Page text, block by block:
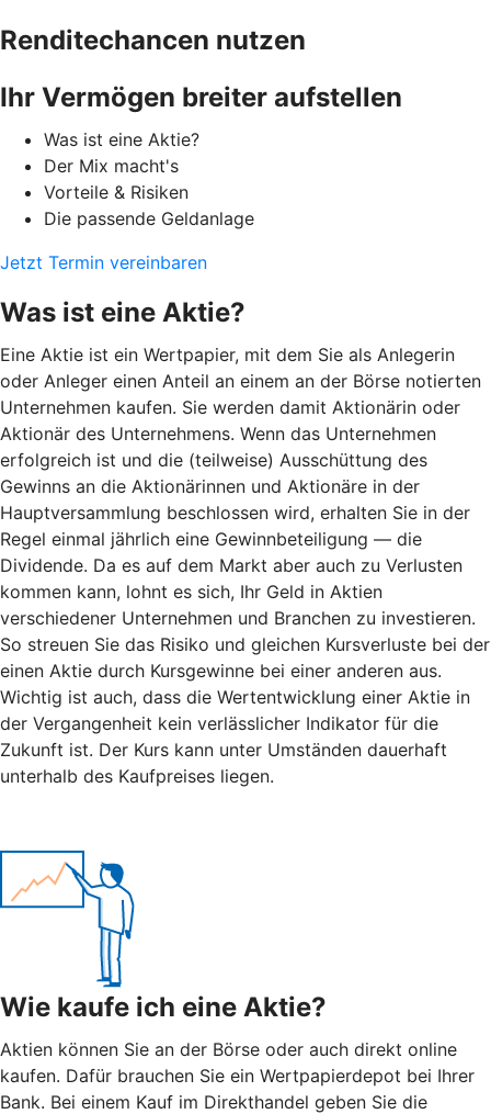
Renditechancen nutzen
Ihr Vermögen breiter aufstellen
Was ist eine Aktie?
Der Mix macht's
Vorteile & Risiken
Die passende Geldanlage
Jetzt Termin vereinbaren
Was ist eine Aktie?
Eine Aktie ist ein Wertpapier, mit dem Sie als Anlegerin
oder Anleger einen Anteil an einem an der Börse notierten
Unternehmen kaufen. Sie werden damit Aktionärin oder
Aktionär des Unternehmens. Wenn das Unternehmen
erfolgreich ist und die (teilweise) Ausschüttung des
Gewinns an die Aktionärinnen und Aktionäre in der
Hauptversammlung beschlossen wird, erhalten Sie in der
Regel einmal jährlich eine Gewinnbeteiligung — die
Dividende. Da es auf dem Markt aber auch zu Verlusten
kommen kann, lohnt es sich, Ihr Geld in Aktien
verschiedener Unternehmen und Branchen zu investieren.
So streuen Sie das Risiko und gleichen Kursverluste bei der
einen Aktie durch Kursgewinne bei einer anderen aus.
Wichtig ist auch, dass die Wertentwicklung einer Aktie in
der Vergangenheit kein verlässlicher Indikator für die
Zukunft ist. Der Kurs kann unter Umständen dauerhaft
unterhalb des Kaufpreises liegen.
Wie kaufe ich eine Aktie?
Aktien können Sie an der Börse oder auch direkt online
kaufen. Dafür brauchen Sie ein Wertpapierdepot bei Ihrer
Bank. Bei einem Kauf im Direkthandel geben Sie die